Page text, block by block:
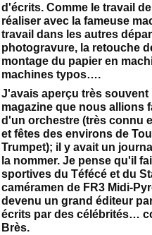
d'écrits. Comme le travail
réaliser avec la fameuse
travail dans les autres
photogravure, la retouche
montage du papier en
machines typos….
J'avais aperçu très
magazine que nous allions
d'un orchestre (très connu
et fêtes des environs de
Trumpet); il y avait un
la nommer. Je pense qu'il
sportives du Téfécé et du
caméramen de FR3 Midi-
devenu un grand éditeur
écrits par des célébrités…
Brès.